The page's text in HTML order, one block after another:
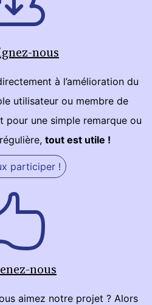
nous
à l’amélioration du
utilisateur ou membre de
pour une simple remarque ou
tout est utile !
participer !
nous
aimez notre projet ? Alors